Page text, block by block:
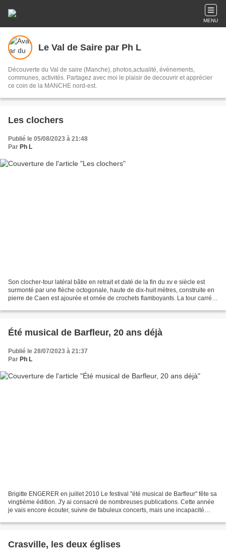
MENU
Le Val de Saire par Ph L
Découverte du Val de saire (Manche), photos,actualité, évènements,
communes, activités. Partagez avec moi le plaisir de decouvrir et apprécier
ce coin de la MANCHE nord-est.
Les clochers
Publié le 05/08/2023 à 21:48
Par Ph L
Son clocher-tour latéral bâtie en retrait et daté de la fin du xv e siècle est
surmonté par une flèche octogonale, haute de dix-huit mètres, construite en
pierre de Caen est ajourée et ornée de crochets flamboyants. La tour carrée,
Été musical de Barfleur, 20 ans déjà
Publié le 28/07/2023 à 21:37
Par Ph L
Brigitte ENGERER en juillet 2010 Le festival "été musical de Barfleur" fête sa
vingtième édition. J'y ai consacré de nombreuses publications. Cette année
je vais encore écouter, suivre de fabuleux concerts, mais une incapacité
Crasville, les deux églises